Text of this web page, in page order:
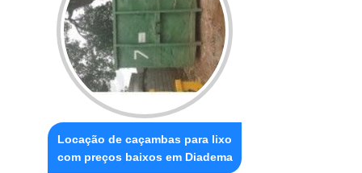
Locação de caçambas para lixo
com preços baixos em Diadema